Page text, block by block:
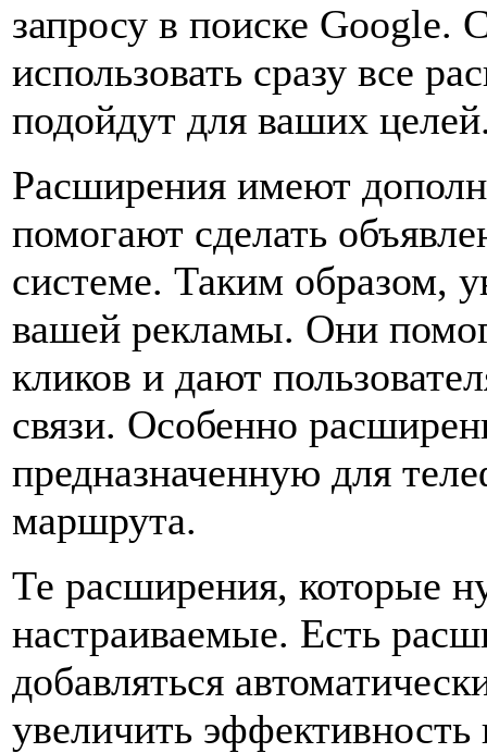
запросу в поиске Google.
использовать сразу все
подойдут для ваших
Расширения имеют
помогают сделать
системе. Таким образом,
вашей рекламы. Они
кликов и дают
связи. Особенно
предназначенную для
маршрута.
Те расширения, которые
настраиваемые. Есть
добавляться
увеличить